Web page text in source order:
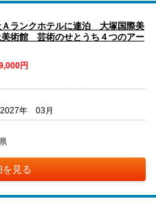
Ａランクホテルに連泊 大塚国際美
術館 芸術のせとうち４つのアー
円
年 03月
を見る